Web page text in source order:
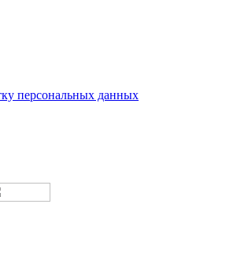
персональных данных